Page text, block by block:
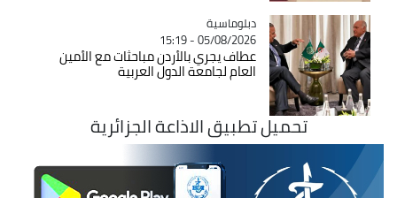
Catégorie
دبلوماسية
05/08/2026 - 15:19
عطاف يجري بالأردن مباحثات مع الأمين
العام لجامعة الدول العربية
تحميل تطبيق الاذاعة الجزائرية